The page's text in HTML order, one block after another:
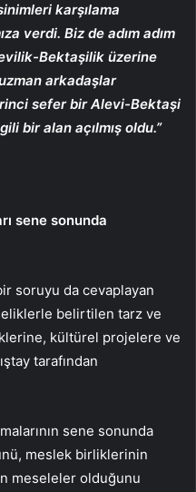
karşılama
verdi. Biz de adım adım
Bektaşilik üzerine
arkadaşlar
sefer bir Alevi-Bektaşi
bir alan açılmış oldu.”
sene sonunda
soruyu da cevaplayan
belirtilen tarz ve
kültürel projelere ve
tarafından
sene sonunda
meslek birliklerinin
meseleler olduğunu